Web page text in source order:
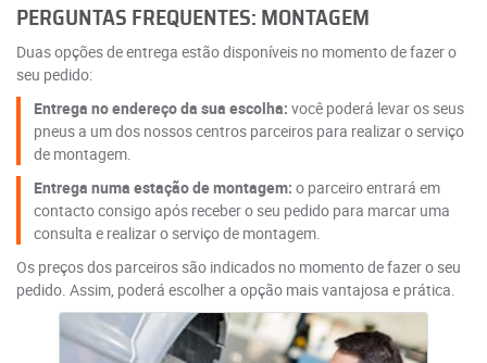
PERGUNTAS FREQUENTES: MONTAGEM
Duas opções de entrega estão disponíveis no momento de fazer o
seu pedido:
Entrega no endereço da sua escolha: você poderá levar os seus
pneus a um dos nossos centros parceiros para realizar o serviço
de montagem.
Entrega numa estação de montagem: o parceiro entrará em
contacto consigo após receber o seu pedido para marcar uma
consulta e realizar o serviço de montagem.
Os preços dos parceiros são indicados no momento de fazer o seu
pedido. Assim, poderá escolher a opção mais vantajosa e prática.